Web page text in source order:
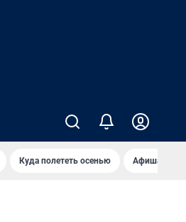
Куда полететь осенью Афиша на